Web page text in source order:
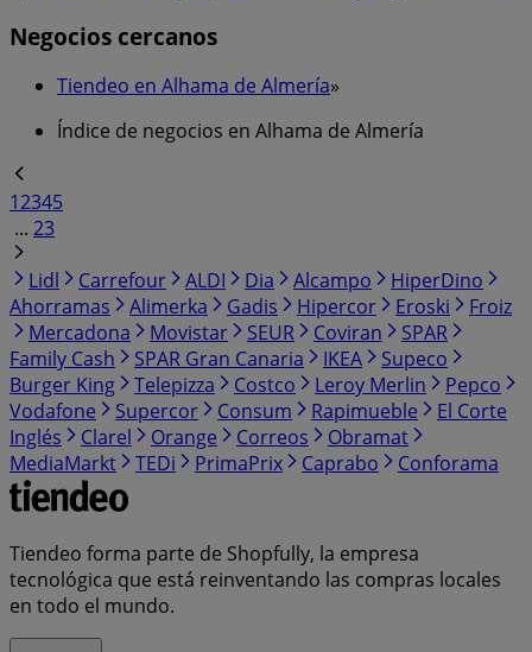
Negocios cercanos
Tiendeo en Alhama de Almería»
Índice de negocios en Alhama de Almería
12345
... 23
Lidl
Carrefour ALDI Dia Alcampo
HiperDino
Ahorramas
Alimerka Gadis Hipercor Eroski
Froiz
Mercadona
Movistar SEUR Coviran
SPAR
Family Cash
SPAR Gran Canaria IKEA
Supeco
Burger King
Telepizza Costco Leroy Merlin
Pepco
Vodafone
Supercor Consum Rapimueble
El Corte
Inglés
Clarel Orange Correos
Obramat
MediaMarkt
TEDi PrimaPrix Caprabo Conforama
Tiendeo forma parte de Shopfully, la empresa
tecnológica que está reinventando las compras locales
en todo el mundo.